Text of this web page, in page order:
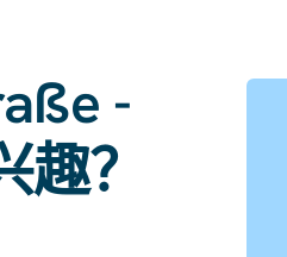
-
？